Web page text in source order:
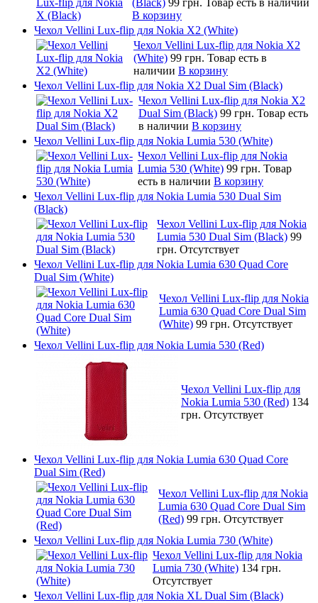
В корзину
Чехол Vellini Lux-flip для Nokia X2 (White)
Чехол Vellini Lux-flip для Nokia X2
(White) 99 грн. Товар есть в
наличии В корзину
Чехол Vellini Lux-flip для Nokia X2 Dual Sim (Black)
Чехол Vellini Lux-flip для Nokia X2
Dual Sim (Black) 99 грн. Товар есть
в наличии В корзину
Чехол Vellini Lux-flip для Nokia Lumia 530 (White)
Чехол Vellini Lux-flip для Nokia
Lumia 530 (White) 99 грн. Товар
есть в наличии В корзину
Чехол Vellini Lux-flip для Nokia Lumia 530 Dual Sim
(Black)
Чехол Vellini Lux-flip для Nokia
Lumia 530 Dual Sim (Black) 99
грн. Отсутствует
Чехол Vellini Lux-flip для Nokia Lumia 630 Quad Core
Dual Sim (White)
Чехол Vellini Lux-flip для Nokia
Lumia 630 Quad Core Dual Sim
(White) 99 грн. Отсутствует
Чехол Vellini Lux-flip для Nokia Lumia 530 (Red)
Чехол Vellini Lux-flip для
Nokia Lumia 530 (Red) 134
грн. Отсутствует
Чехол Vellini Lux-flip для Nokia Lumia 630 Quad Core
Dual Sim (Red)
Чехол Vellini Lux-flip для Nokia
Lumia 630 Quad Core Dual Sim
(Red) 99 грн. Отсутствует
Чехол Vellini Lux-flip для Nokia Lumia 730 (White)
Чехол Vellini Lux-flip для Nokia
Lumia 730 (White) 134 грн.
Отсутствует
Чехол Vellini Lux-flip для Nokia XL Dual Sim (Black)